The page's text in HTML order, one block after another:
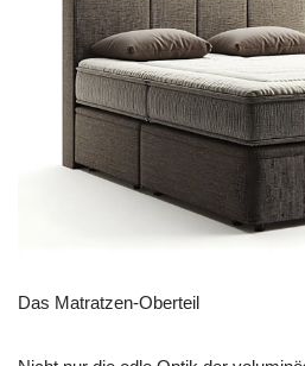
Das Matratzen-Oberteil